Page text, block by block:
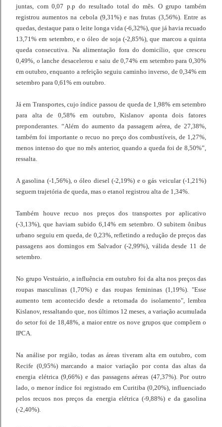
juntas, com 0,07 p.p do resultado total do mês. O grupo também
registrou aumentos na cebola (9,31%) e nas frutas (3,56%). Entre as
quedas, destaque para o leite longa vida (-6,32%), que já havia recuado
13,71% em setembro, e o óleo de soja (-2,85%), que marcou a quinta
queda consecutiva. Na alimentação fora do domicílio, que cresceu
0,49%, o lanche desacelerou e saiu de 0,74% em setembro para 0,30%
em outubro, enquanto a refeição seguiu caminho inverso, de 0,34% em
setembro para 0,61% em outubro.
Já em Transportes, cujo índice passou de queda de 1,98% em setembro
para alta de 0,58% em outubro, Kislanov aponta dois fatores
preponderantes. “Além do aumento da passagem aérea, de 27,38%,
também foi importante o recuo no preço dos combustíveis, de 1,27%,
menos intenso do que no mês anterior, quando a queda foi de 8,50%”,
ressalta.
A gasolina (-1,56%), o óleo diesel (-2,19%) e o gás veicular (-1,21%)
seguem trajetória de queda, mas o etanol registrou alta de 1,34%.
Também houve recuo nos preços dos transportes por aplicativo
(-3,13%), que haviam subido 6,14% em setembro. O subitem ônibus
urbano seguiu em queda, de 0,23%, refletindo a redução de preços das
passagens aos domingos em Salvador (-2,99%), válida desde 11 de
setembro.
No grupo Vestuário, a influência em outubro foi da alta nos preços das
roupas masculinas (1,70%) e das roupas femininas (1,19%). "Esse
aumento tem acontecido desde a retomada do isolamento", lembra
Kislanov, ressaltando que, nos últimos 12 meses, a variação acumulada
do setor foi de 18,48%, a maior entre os nove grupos que compõem o
IPCA.
Na análise por região, todas as áreas tiveram alta em outubro, com
Recife (0,95%) marcando a maior variação por conta das altas da
energia elétrica (9,66%) e das passagens aéreas (47,37%). Por outro
lado, o menor índice foi registrado em Curitiba (0,20%), influenciado
pelos recuos nos preços da energia elétrica (-9,88%) e da gasolina
(-2,40%).